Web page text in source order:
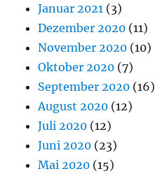
Januar 2021 (3)
Dezember 2020 (11)
November 2020 (10)
Oktober 2020 (7)
September 2020 (16)
August 2020 (12)
Juli 2020 (12)
Juni 2020 (23)
Mai 2020 (15)